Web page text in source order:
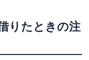
りたときの注